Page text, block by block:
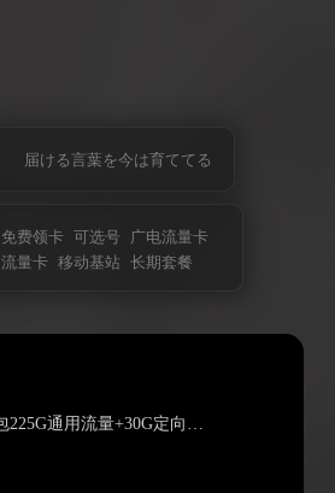
届ける言葉を今は育ててる
免费领卡 可选号
广电流量卡
流量卡 移动基站 长期套餐
电信孤烟卡19元包225G通用流量+30G定向流量+通话0.1元/分钟